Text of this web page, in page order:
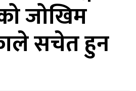
जोखिम
सचेत हुन